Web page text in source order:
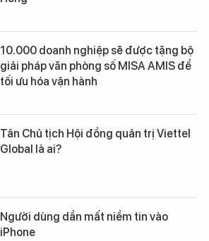
10.000 doanh nghiệp sẽ được tặng bộ
giải pháp văn phòng số MISA AMIS để
tối ưu hóa vận hành
Tân Chủ tịch Hội đồng quản trị Viettel
Global là ai?
Người dùng dần mất niềm tin vào
iPhone